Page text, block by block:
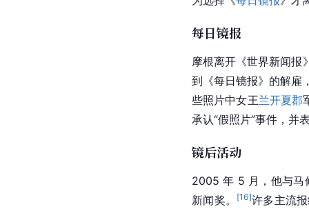
每日镜报
摩根离开《世界新闻报
到《每日镜报》的解雇
些照片中女王兰开夏郡
承认“假照片”事件，并
镜后活动
2005 年 5 月，他与马
新闻奖。
[16]许多主流